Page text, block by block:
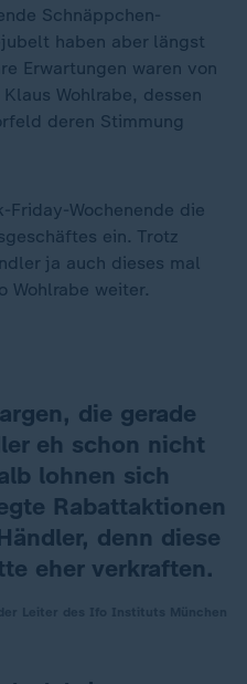
Schnäppchen-
haben aber längst
Erwartungen waren von
Wohlrabe, dessen
deren Stimmung
Wochenende die
ein. Trotz
ja auch dieses mal
Wohlrabe weiter.
die gerade
eh schon nicht
lohnen sich
Rabattaktionen
denn diese
eher verkraften.